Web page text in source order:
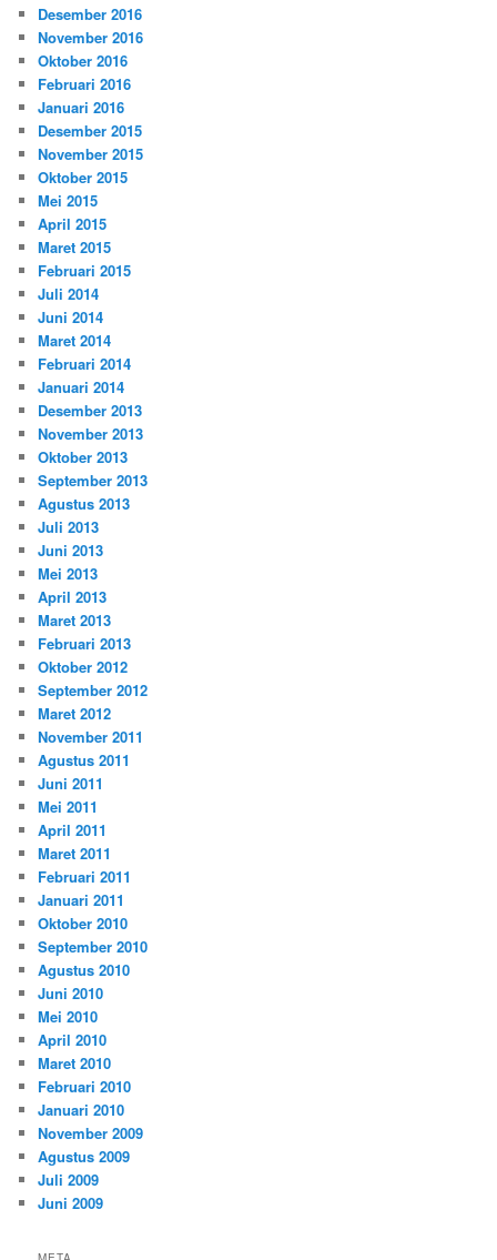
Desember 2016
November 2016
Oktober 2016
Februari 2016
Januari 2016
Desember 2015
November 2015
Oktober 2015
Mei 2015
April 2015
Maret 2015
Februari 2015
Juli 2014
Juni 2014
Maret 2014
Februari 2014
Januari 2014
Desember 2013
November 2013
Oktober 2013
September 2013
Agustus 2013
Juli 2013
Juni 2013
Mei 2013
April 2013
Maret 2013
Februari 2013
Oktober 2012
September 2012
Maret 2012
November 2011
Agustus 2011
Juni 2011
Mei 2011
April 2011
Maret 2011
Februari 2011
Januari 2011
Oktober 2010
September 2010
Agustus 2010
Juni 2010
Mei 2010
April 2010
Maret 2010
Februari 2010
Januari 2010
November 2009
Agustus 2009
Juli 2009
Juni 2009